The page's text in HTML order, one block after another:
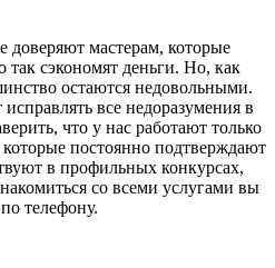
доверяют мастерам, которые
так сэкономят деньги. Но, как
остаются недовольными.
все недоразумения в
что у нас работают только
постоянно подтверждают
в профильных конкурсах,
со всеми услугами вы
телефону.